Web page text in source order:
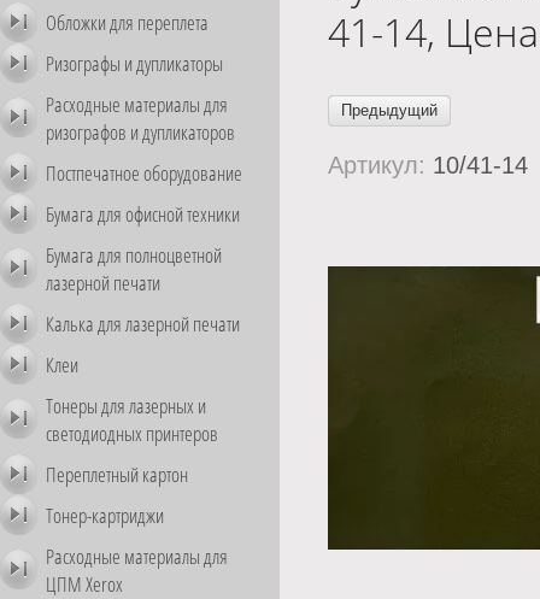
41-14,
Предыдущий
Артикул: 10/41-14
Обложки для переплета
Ризографы и дупликаторы
Расходные материалы для
ризографов и дупликаторов
Постпечатное оборудование
Бумага для офисной техники
Бумага для полноцветной
лазерной печати
Калька для лазерной печати
Клеи
Тонеры для лазерных и
светодиодных принтеров
Переплетный картон
Тонер-картриджи
Расходные материалы для
ЦПМ Xerox